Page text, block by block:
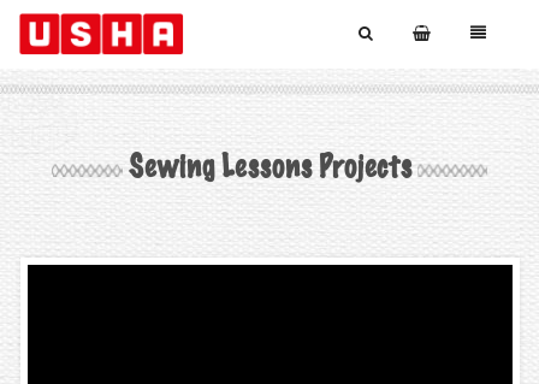
Sewing Lessons Projects